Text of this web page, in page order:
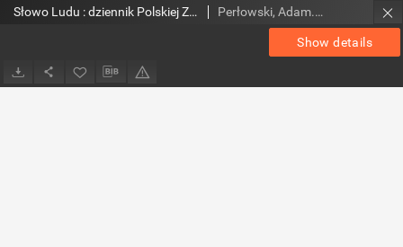
Show details
Słowo Ludu : dziennik Polskiej Zjednoczonej Partii Robotniczej, 1988 R.XXXIX, nr 269 Perłowski, Adam. Red.